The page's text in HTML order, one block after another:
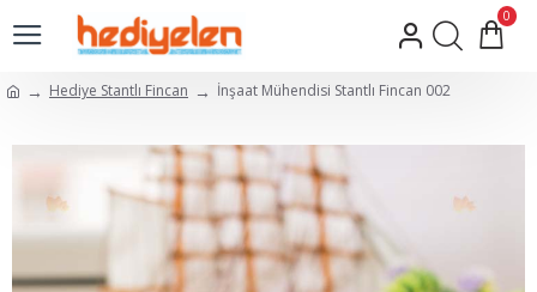
0
Hediye Stantlı Fincan İnşaat Mühendisi Stantlı Fincan 002